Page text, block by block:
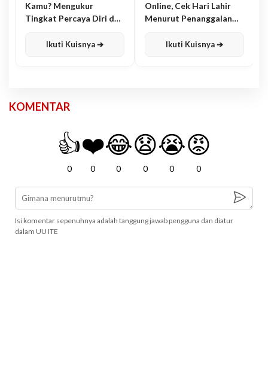
Kamu? Mengukur
Tingkat Percaya Diri dan
Ikuti Kuisnya ➔
Online, Cek Hari Lahir
Menurut Penanggalan
Ikuti Kuisnya ➔
KOMENTAR
👍
0
❤️
0
😂
0
😧
0
😭
0
😡
0
Isi komentar sepenuhnya adalah tanggung jawab pengguna dan diatur
dalam UU ITE